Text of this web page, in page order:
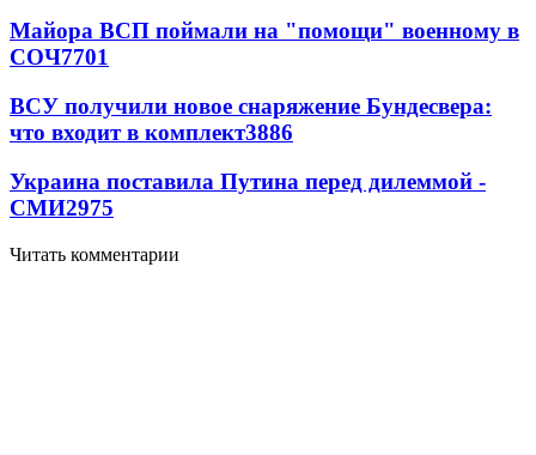
Майора ВСП поймали на "помощи" военному в
СОЧ7701
ВСУ получили новое снаряжение Бундесвера:
что входит в комплект3886
Украина поставила Путина перед дилеммой -
СМИ2975
Читать комментарии